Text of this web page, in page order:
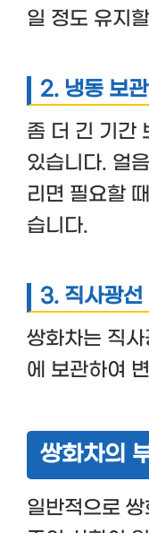
일 정도 유지
2. 냉동 보관
좀 더 긴 기간
있습니다. 얼
리면 필요할
습니다.
3. 직사광선
쌍화차는 직
에 보관하여
쌍화차의
일반적으로